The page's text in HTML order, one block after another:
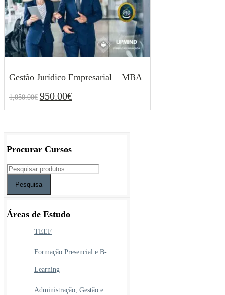
Gestão Jurídico Empresarial – MBA
1,050.00€ O
preço
original
950.00€O
preço
atual
1,050.00€
Procurar Cursos
Pesquisa
Áreas de Estudo
TEEF
Formação Presencial e B-
Learning
Administração, Gestão e